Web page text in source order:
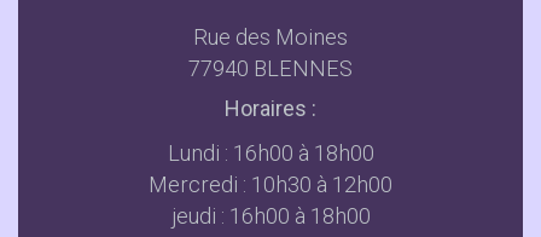
Rue des Moines
77940 BLENNES
Horaires :
Lundi : 16h00 à 18h00
Mercredi : 10h30 à 12h00
jeudi : 16h00 à 18h00